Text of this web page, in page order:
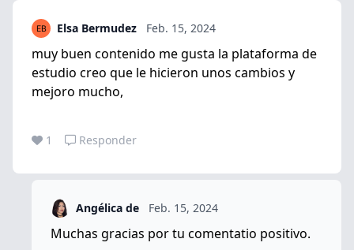
Elsa Bermudez Feb. 15, 2024
muy buen contenido me gusta la plataforma de
estudio creo que le hicieron unos cambios y
mejoro mucho,
1 Responder
Angélica de Feb. 15, 2024
Muchas gracias por tu comentatio positivo.